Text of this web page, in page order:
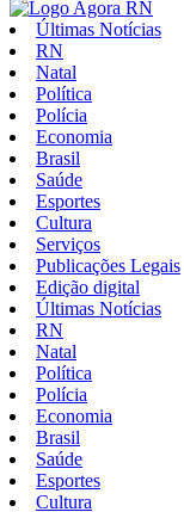
Últimas Notícias
RN
Natal
Política
Polícia
Economia
Brasil
Saúde
Esportes
Cultura
Serviços
Publicações Legais
Edição digital
Últimas Notícias
RN
Natal
Política
Polícia
Economia
Brasil
Saúde
Esportes
Cultura